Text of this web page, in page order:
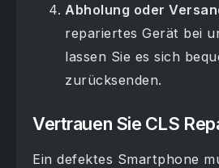
Abholung oder
repariertes Gerät bei
lassen Sie es sich
zurücksenden.
Vertrauen Sie CLS
Ein defektes Smartphone